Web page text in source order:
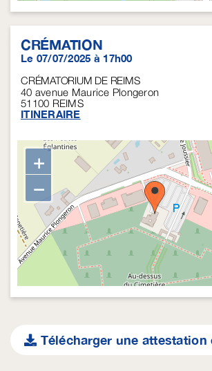
CRÉMATION
Le 07/07/2025 à 17h00
CRÉMATORIUM DE REIMS
40 avenue Maurice Plongeron
51100 REIMS
ITINERAIRE
+
−
Télécharger une attestation